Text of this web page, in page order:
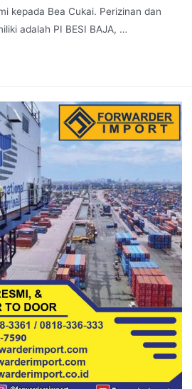
kepada Bea Cukai. Perizinan dan
adalah PI BESI BAJA, …